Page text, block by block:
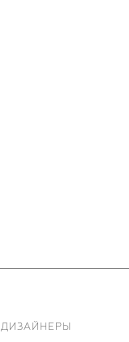
ДИЗАЙНЕРЫ